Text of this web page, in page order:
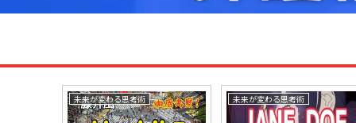
未来が変わる思考術 未来が変わる思考術